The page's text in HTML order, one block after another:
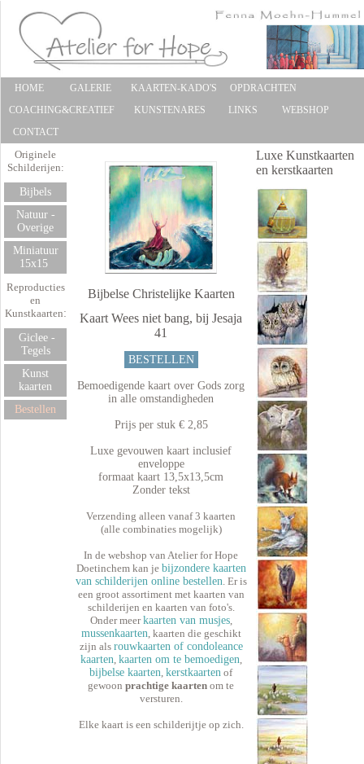
HOME GALERIE KAARTEN-KADO'S
OPDRACHTEN
COACHING&CREATIEF
KUNSTENARES LINKS
WEBSHOP
CONTACT
Originele
Schilderijen:
Bijbels
Natuur -
Overige
Miniatuur
15x15
Reproducties
en
Kunstkaarten:
Giclee -
Tegels
Kunst
kaarten
Bestellen
Bijbelse Christelijke Kaarten
Kaart Wees niet bang, bij Jesaja
41
BESTELLEN
Bemoedigende kaart over Gods zorg
in alle omstandigheden
Prijs per stuk € 2,85
Luxe gevouwen kaart inclusief
enveloppe
formaat kaart 13,5x13,5cm
Zonder tekst
Verzending alleen vanaf 3 kaarten
(alle combinaties mogelijk)
In de webshop van Atelier for Hope
Doetinchem kan je bijzondere kaarten
van schilderijen online bestellen . Er is
een groot assortiment met kaarten van
schilderijen en kaarten van foto's.
Onder meerkaarten van musjes,
mussenkaarten , kaarten die geschikt
zijn als rouwkaarten of condoleance
kaarten kaarten om te bemoedigen
bijbelse kaarten ,kerstkaarten of
gewoonprachtige kaarten om te
versturen.
Elke kaart is een schilderijtje op zich.
Luxe Kunstkaarten
en kerstkaarten